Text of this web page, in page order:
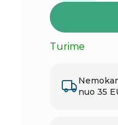
Turime
nuo 35